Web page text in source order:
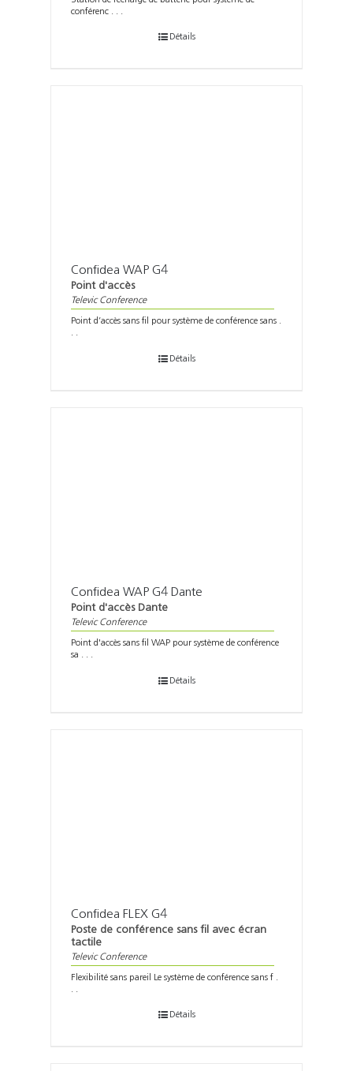
conférenc . . .
Détails
Confidea WAP G4
Point d'accès
Televic Conference
Point d’accès sans fil pour système de conférence sans .
. .
Détails
Confidea WAP G4 Dante
Point d'accès Dante
Televic Conference
Point d'accès sans fil WAP pour système de conférence
sa . . .
Détails
Confidea FLEX G4
Poste de conférence sans fil avec écran
tactile
Televic Conference
Flexibilité sans pareil Le système de conférence sans f .
. .
Détails